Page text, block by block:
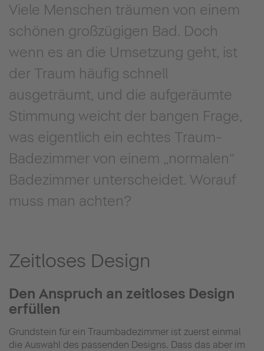
Viele Menschen träumen von einem
schönen großzügigen Bad. Doch
wenn es an die Umsetzung geht, ist
der Traum häufig schnell
ausgeträumt, und die aufgeräumte
Stimmung weicht der bangen Frage,
was eigentlich ein echtes Traum-
Badezimmer von einem „normalen“
Badezimmer unterscheidet. Worauf
muss man achten?
Zeitloses Design
Den Anspruch an zeitloses Design
erfüllen
Grundstein für ein Traumbadezimmer ist zuerst einmal
die Auswahl des passenden Designs. Dass das aber im